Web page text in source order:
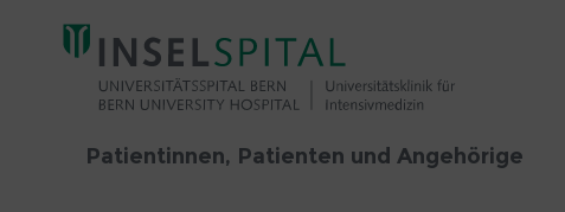
Patientinnen, Patienten und Angehörige